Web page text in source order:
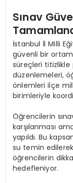
Sınav
İstanbul İl Milli
güvenli bir
süreçleri titizlikle
düzenlemeleri,
önlemleri ilçe
birimleriyle
Öğrencilerin
karşılanması
yapıldı. Bu
su temin edilerek
öğrencilerin
hedefleniyor.